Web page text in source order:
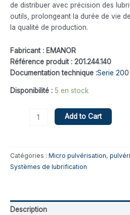
de distribuer avec précision des
outils, prolongeant la durée de vie
la qualité de production.
Fabricant : EMANOR
Référence produit : 201.244.140
Documentation technique :Serie
Disponibilité : 5 en stock
Add to Cart
Catégories : Micro pulvérisation,
Systèmes de lubrification
Description